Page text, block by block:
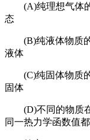
(A)纯理想气体的
态
(B)纯液体物质的
液体
(C)纯固体物质的
固体
(D)不同的物质在
同一热力学函数值